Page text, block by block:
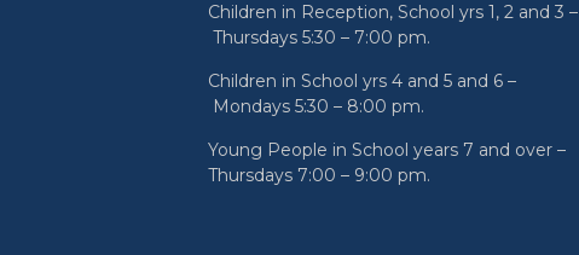
Children in Reception, School yrs 1, 2 and 3 –
Thursdays 5:30 – 7:00 pm.
Children in School yrs 4 and 5 and 6 –
Mondays 5:30 – 8:00 pm.
Young People in School years 7 and over –
Thursdays 7:00 – 9:00 pm.